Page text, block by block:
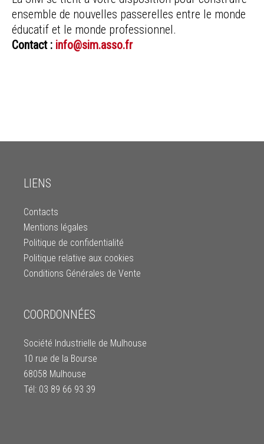
ensemble de nouvelles passerelles entre le monde
éducatif et le monde professionnel.
Contact : info@sim.asso.fr
LIENS
Contacts
Mentions légales
Politique de confidentialité
Politique relative aux cookies
Conditions Générales de Vente
COORDONNÉES
Société Industrielle de Mulhouse
10 rue de la Bourse
68058 Mulhouse
Tél: 03 89 66 93 39